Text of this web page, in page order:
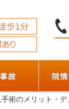
術のメリット・